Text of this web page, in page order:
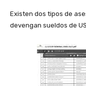
Existen dos tipos de
devengan sueldos de